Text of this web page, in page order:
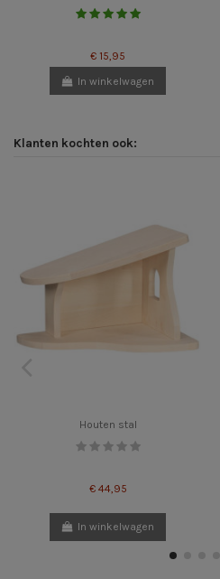
€ 15,95
In winkelwagen
Klanten kochten ook:
Houten stal
€ 44,95
In winkelwagen